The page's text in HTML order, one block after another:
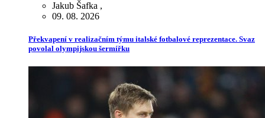
Jakub Šafka ,
09. 08. 2026
Překvapení v realizačním týmu italské fotbalové reprezentace. Svaz
povolal olympijskou šermířku